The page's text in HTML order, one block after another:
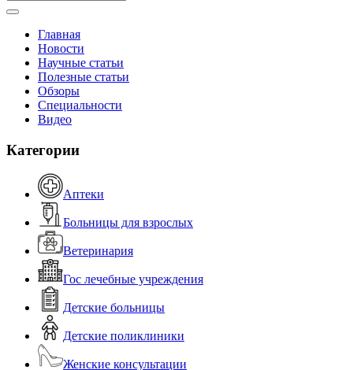
Главная
Новости
Научные статьи
Полезные статьи
Обзоры
Специальности
Видео
Категории
Аптеки
Больницы для взрослых
Ветеринария
Гос лечебные учреждения
Детские больницы
Детские поликлиники
Женские консультации